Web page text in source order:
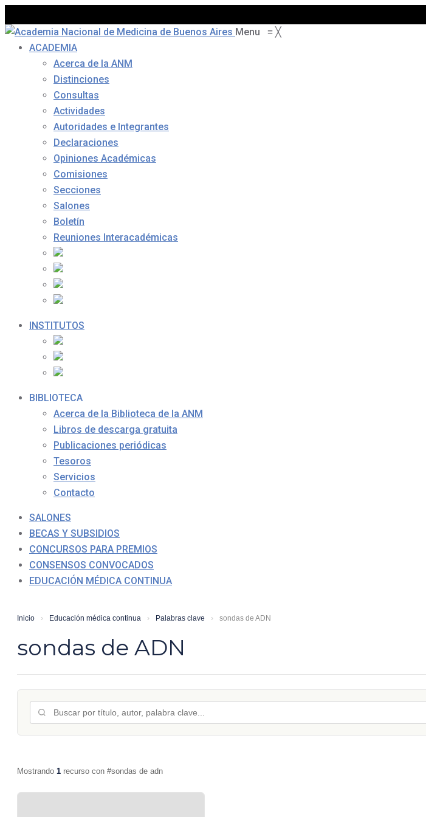
Menu ≡ ╳
ACADEMIA
Acerca de la ANM
Distinciones
Consultas
Actividades
Autoridades e Integrantes
Declaraciones
Opiniones Académicas
Comisiones
Secciones
Salones
Boletín
Reuniones Interacadémicas
INSTITUTOS
BIBLIOTECA
Acerca de la Biblioteca de la ANM
Libros de descarga gratuita
Publicaciones periódicas
Tesoros
Servicios
Contacto
SALONES
BECAS Y SUBSIDIOS
CONCURSOS PARA PREMIOS
CONSENSOS CONVOCADOS
EDUCACIÓN MÉDICA CONTINUA
Inicio › Educación médica continua › Palabras clave › sondas de ADN
sondas de ADN
Mostrando 1 recurso con #sondas de adn